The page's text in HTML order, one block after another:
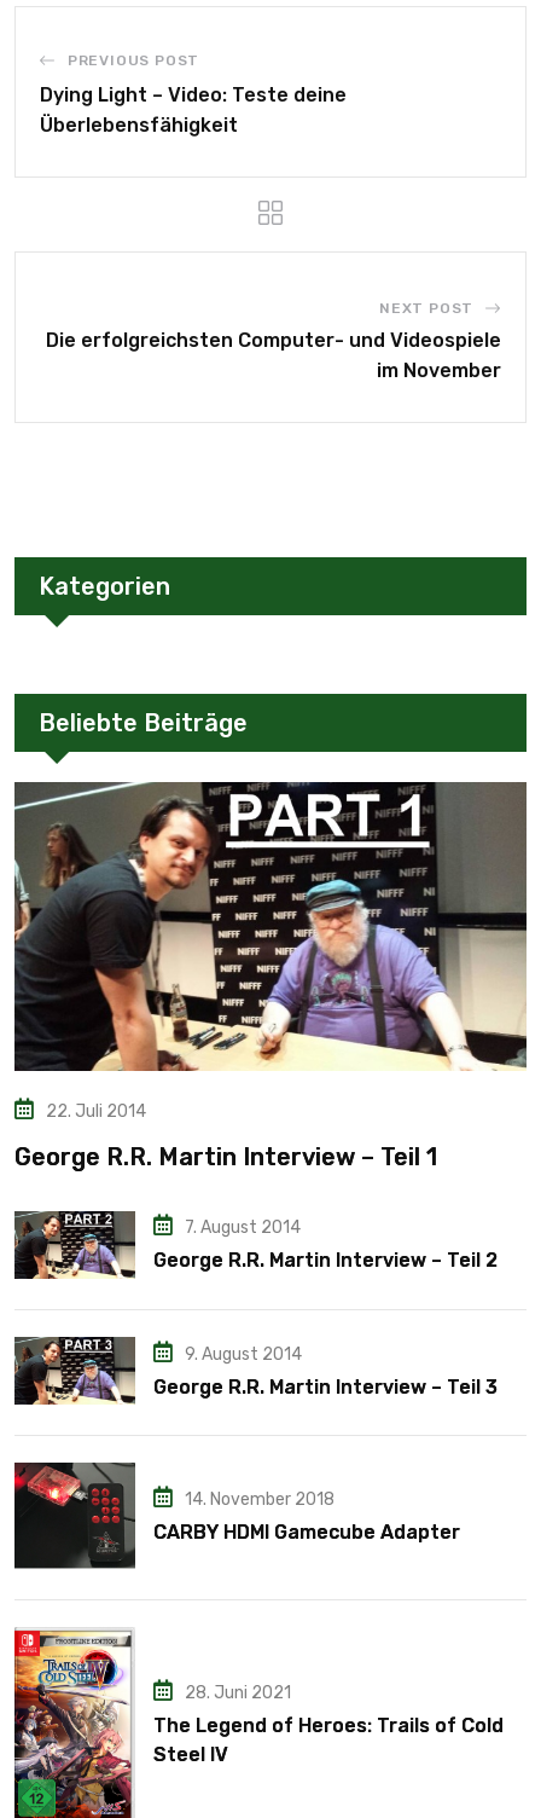
PREVIOUS POST
Dying Light – Video: Teste deine
Überlebensfähigkeit
NEXT POST
Die erfolgreichsten Computer- und Videospiele
im November
Kategorien
Beliebte Beiträge
22. Juli 2014
George R.R. Martin Interview – Teil 1
7. August 2014
George R.R. Martin Interview – Teil 2
9. August 2014
George R.R. Martin Interview – Teil 3
14. November 2018
CARBY HDMI Gamecube Adapter
28. Juni 2021
The Legend of Heroes: Trails of Cold
Steel IV